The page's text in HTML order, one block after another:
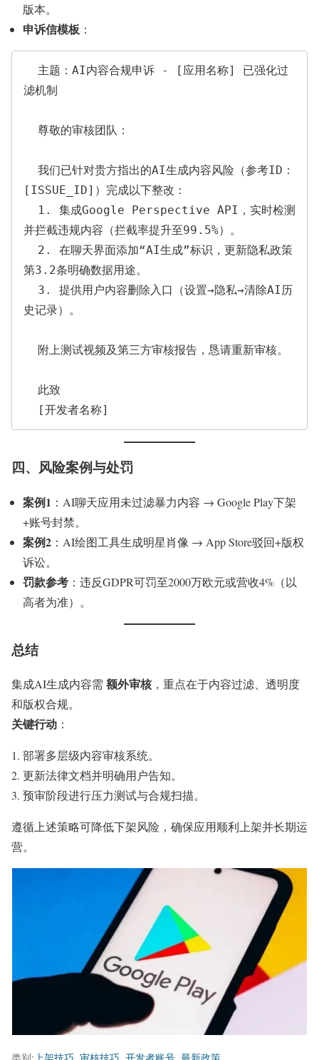
版本。
申诉信模板 ：
滤机制
[ISSUE_ID]）完成以下整改：
并拦截违规内容（拦截率提升至99.5%）。
第3.2条明确数据用途。
史记录）。
  [开发者名称]
四、风险案例与处罚
案例1 ：AI聊天应用未过滤暴力内容 → Google Play下架
+账号封禁。
案例2 ：AI绘图工具生成明星肖像 → App Store驳回+版权
诉讼。
罚款参考 ：违反GDPR可罚至2000万欧元或营收4%（以
高者为准）。
总结
集成AI生成内容需 额外审核，重点在于内容过滤、透明度
和版权合规。
关键行动 ：
部署多层级内容审核系统。
更新法律文档并明确用户告知。
预审阶段进行压力测试与合规扫描。
遵循上述策略可降低下架风险，确保应用顺利上架并长期运
营。